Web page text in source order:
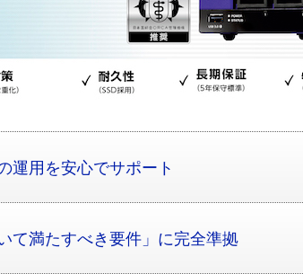
運用を安心でサポート
て満たすべき要件」に完全準拠